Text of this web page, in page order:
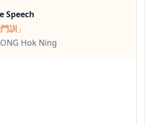
Speech
訓」
Hok Ning